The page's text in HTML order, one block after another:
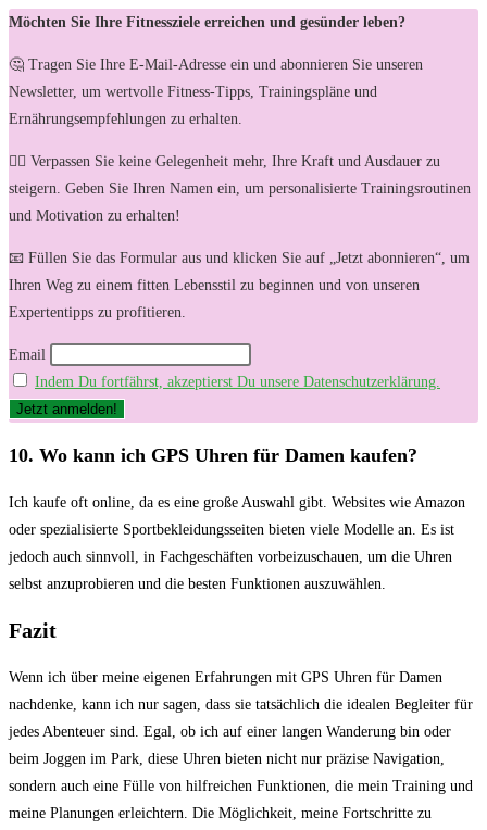
Möchten Sie Ihre Fitnessziele erreichen und gesünder leben?
🤔 Tragen Sie Ihre E-Mail-Adresse ein und abonnieren Sie unseren
Newsletter, um wertvolle Fitness-Tipps, Trainingspläne und
Ernährungsempfehlungen zu erhalten.
🏋️‍♀️ Verpassen Sie keine Gelegenheit mehr, Ihre Kraft und Ausdauer zu
steigern. Geben Sie Ihren Namen ein, um personalisierte Trainingsroutinen
und Motivation zu erhalten!
📧 Füllen Sie das Formular aus und klicken Sie auf „Jetzt abonnieren“, um
Ihren Weg zu einem fitten Lebensstil zu beginnen und von unseren
Expertentipps zu profitieren.
Email
Indem Du fortfährst, akzeptierst Du unsere Datenschutzerklärung.
10.⁣ Wo kann‍ ich GPS Uhren für⁤ Damen ‍kaufen?
Ich kaufe oft online, da es ⁣eine große Auswahl gibt. Websites wie Amazon
oder ⁤spezialisierte ⁤Sportbekleidungsseiten bieten viele Modelle an. Es ‍ist
jedoch auch sinnvoll,⁤ in Fachgeschäften ‍vorbeizuschauen, um die Uhren
selbst ⁣anzuprobieren und ‌die besten Funktionen ⁢auszuwählen.⁢
Fazit
Wenn ⁢ich ⁣über meine eigenen ​Erfahrungen mit GPS ⁢Uhren für Damen
nachdenke, kann‍ ich nur sagen, dass sie tatsächlich die idealen Begleiter‍ für
⁣jedes Abenteuer sind. Egal, ob ‍ich ⁣auf einer langen Wanderung bin oder
beim⁤ Joggen im Park, ⁣diese Uhren bieten nicht nur präzise Navigation,
sondern auch ⁢eine Fülle von hilfreichen⁣ Funktionen, die⁢ mein Training und
meine ‌Planungen ⁣erleichtern. Die ⁤Möglichkeit, meine Fortschritte zu